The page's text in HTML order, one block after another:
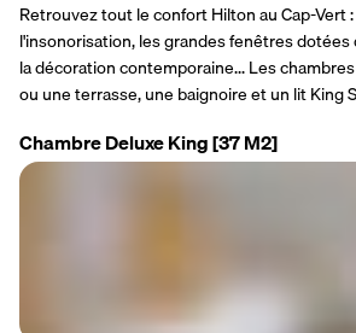
Retrouvez tout le confort Hilton au Cap-Vert
l'insonorisation, les grandes fenêtres
la décoration contemporaine... Les
ou une terrasse, une baignoire et un lit King
Chambre Deluxe King[37 M2]